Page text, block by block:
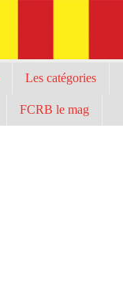
Les catégories
FCRB le mag